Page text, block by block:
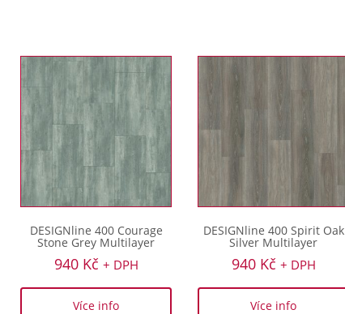
DESIGNline 400 Courage
Stone Grey Multilayer
940 Kč + DPH
Více info
DESIGNline 400 Spirit Oak
Silver Multilayer
940 Kč + DPH
Více info